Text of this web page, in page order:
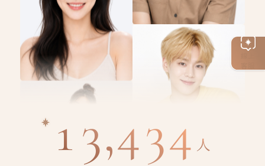
13,434 人